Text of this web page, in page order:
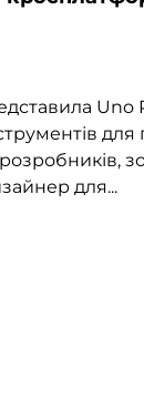
Uno
для...